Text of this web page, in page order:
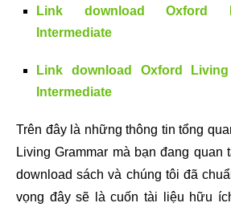
Link download Oxford
Intermediate
Link download Oxford
Intermediate
Trên đây là những thông tin tổng
Living Grammar mà bạn đang quan
download sách và chúng tôi đã
vọng đây sẽ là cuốn tài liệu hữu